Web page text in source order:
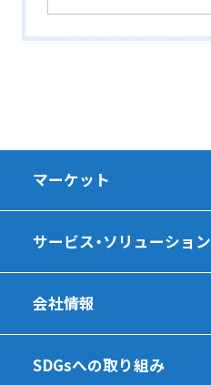
マーケット
サービス・ソリューション
会社情報
SDGsへの取り組み